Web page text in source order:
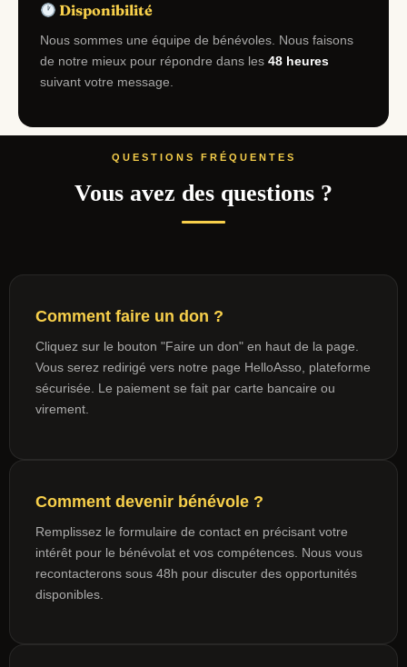
Disponibilité
Nous sommes une équipe de bénévoles. Nous faisons
de notre mieux pour répondre dans les 48 heures
suivant votre message.
QUESTIONS FRÉQUENTES
Vous avez des questions ?
Comment faire un don ?
Cliquez sur le bouton "Faire un don" en haut de la page.
Vous serez redirigé vers notre page HelloAsso, plateforme
sécurisée. Le paiement se fait par carte bancaire ou
virement.
Comment devenir bénévole ?
Remplissez le formulaire de contact en précisant votre
intérêt pour le bénévolat et vos compétences. Nous vous
recontacterons sous 48h pour discuter des opportunités
disponibles.